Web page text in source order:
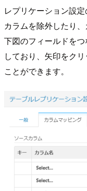
レプリケーション設
カラムを除外したり
下図のフィールドを
しており、矢印をク
ことができます。